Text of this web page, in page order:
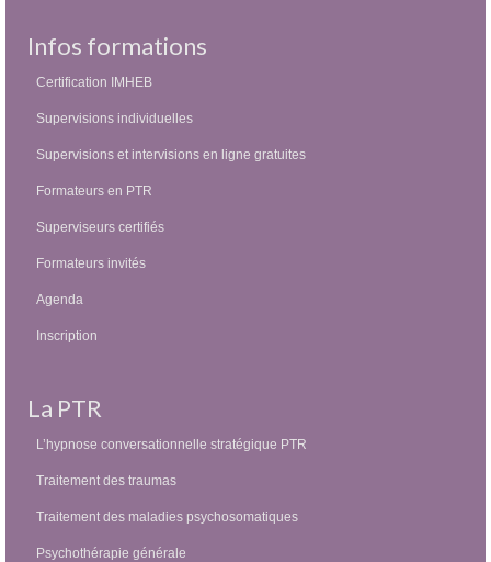
Infos formations
Certification IMHEB
Supervisions individuelles
Supervisions et intervisions en ligne gratuites
Formateurs en PTR
Superviseurs certifiés
Formateurs invités
Agenda
Inscription
La PTR
L’hypnose conversationnelle stratégique PTR
Traitement des traumas
Traitement des maladies psychosomatiques
Psychothérapie générale